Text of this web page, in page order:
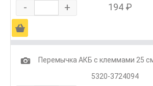
- + 194 ₽
Ä
1
Перемычка АКБ с клеммами 25
5320-3724094